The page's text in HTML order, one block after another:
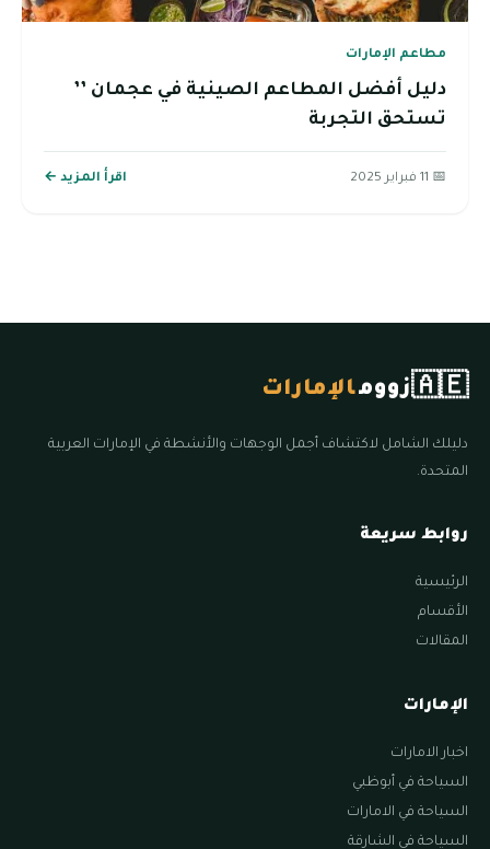
مطاعم الإمارات
دليل أفضل المطاعم الصينية في عجمان ’’
تستحق التجربة
📅 11 فبراير 2025 اقرأ المزيد ←
🇦🇪زوومالإمارات
دليلك الشامل لاكتشاف أجمل الوجهات والأنشطة في الإمارات العربية
المتحدة.
روابط سريعة
الرئيسية
الأقسام
المقالات
الإمارات
اخبار الامارات
السياحة في أبوظبي
السياحة في الامارات
السياحة في الشارقة